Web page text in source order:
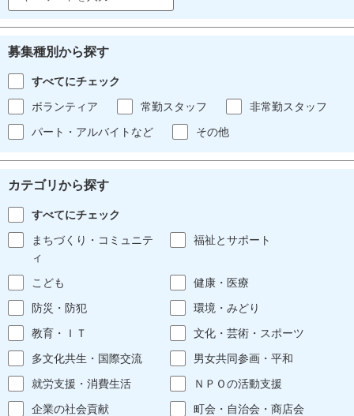
募集種別から探す
すべてにチェック
ボランティア
常勤スタッフ
非常勤スタッフ
パート・アルバイトなど
その他
カテゴリから探す
すべてにチェック
まちづくり・コミュニテ
ィ
福祉とサポート
こども
健康・医療
防災・防犯
環境・みどり
教育・ＩＴ
文化・芸術・スポーツ
多文化共生・国際交流
男女共同参画・平和
就労支援・消費生活
ＮＰＯの活動支援
企業の社会貢献
町会・自治会・商店会